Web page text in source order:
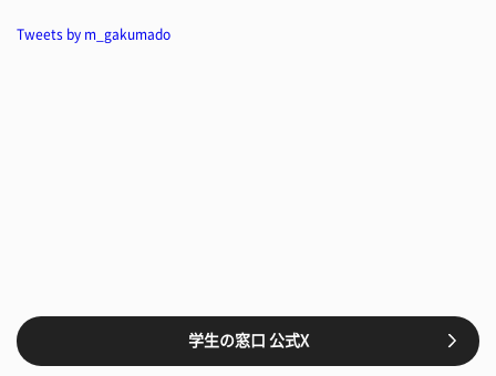
Tweets by m_gakumado
学生の窓口 公式X